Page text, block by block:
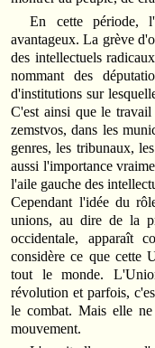
En cette période,
avantageux. La grève
des intellectuels
nommant des
d'institutions sur
C'est ainsi que le travail
zemstvos, dans les
genres, les tribunaux,
aussi l'importance
l'aile gauche des
Cependant l'idée du
unions, au dire de la
occidentale, apparaît
considère ce que cette
tout le monde.
révolution et parfois,
le combat. Mais elle
mouvement.